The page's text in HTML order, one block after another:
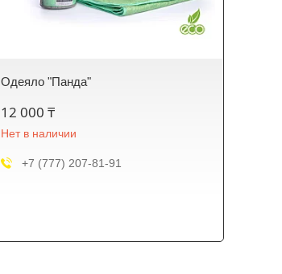
Одеяло "Панда"
12 000 ₸
Нет в наличии
+7 (777) 207-81-91